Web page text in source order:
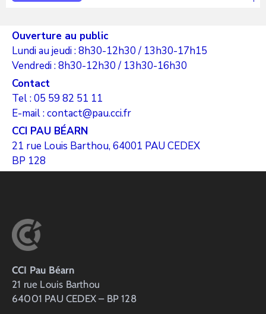
Ouverture au public
Lundi au jeudi : 8h30-12h30 / 13h30-17h15
Vendredi : 8h30-12h30 / 13h30-16h30
Contact
Tel : 05 59 82 51 11
E-mail : contact@pau.cci.fr
CCI PAU BÉARN
21 rue Louis Barthou, 64001 PAU CEDEX
BP 128
CCI Pau Béarn
21 rue Louis Barthou
64001 PAU CEDEX – BP 128